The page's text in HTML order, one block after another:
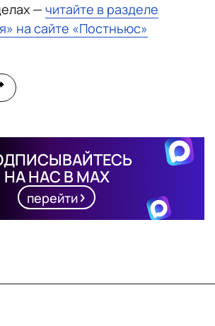
— читайте в разделе
на сайте «Постньюс»
НА НАС В MAX
перейти